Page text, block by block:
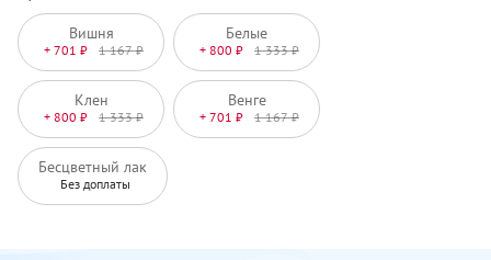
Вишня
+ 701 ₽ 1 167 ₽
Белые
+ 800 ₽ 1 333 ₽
Клен
+ 800 ₽ 1 333 ₽
Венге
+ 701 ₽ 1 167 ₽
Бесцветный лак
Без доплаты